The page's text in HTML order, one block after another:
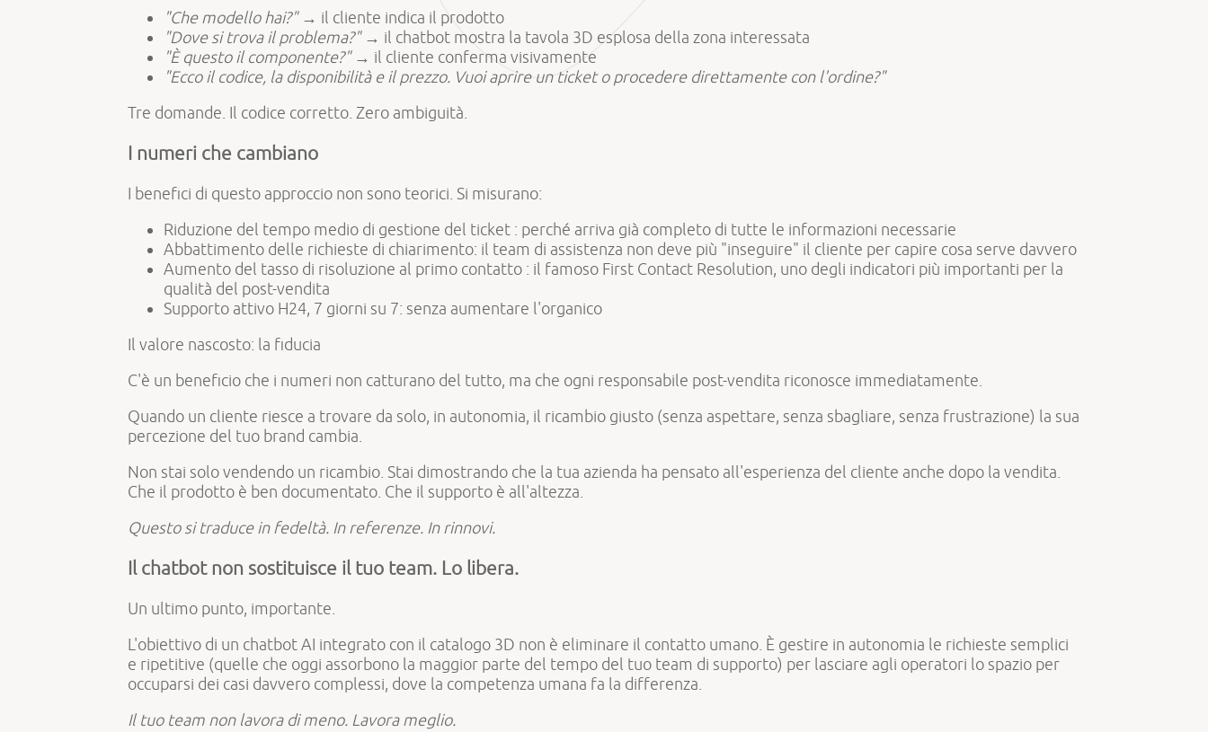
"Che modello hai?"→ il cliente indica il prodotto
"Dove si trova il problema?"→ il chatbot mostra la tavola 3D esplosa della zona interessata
"È questo il componente?"→ il cliente conferma visivamente
"Ecco il codice, la disponibilità e il prezzo. Vuoi aprire un ticket o procedere direttamente con l'ordine?"
Tre domande. Il codice corretto. Zero ambiguità.
I numeri che cambiano
I benefici di questo approccio non sono teorici. Si misurano:
Riduzione del tempo medio di gestione del ticket : perché arriva già completo di tutte le informazioni necessarie
Abbattimento delle richieste di chiarimento: il team di assistenza non deve più "inseguire" il cliente per capire cosa serve davvero
Aumento del tasso di risoluzione al primo contatto : il famoso First Contact Resolution, uno degli indicatori più importanti per la
qualità del post-vendita
Supporto attivo H24, 7 giorni su 7: senza aumentare l'organico
Il valore nascosto: la fiducia
C'è un beneficio che i numeri non catturano del tutto, ma che ogni responsabile post-vendita riconosce immediatamente.
Quando un cliente riesce a trovare da solo, in autonomia, il ricambio giusto (senza aspettare, senza sbagliare, senza frustrazione) la sua
percezione del tuo brand cambia.
Non stai solo vendendo un ricambio. Stai dimostrando che la tua azienda ha pensato all'esperienza del cliente anche dopo la vendita.
Che il prodotto è ben documentato. Che il supporto è all'altezza.
Questo si traduce in fedeltà. In referenze. In rinnovi.
Il chatbot non sostituisce il tuo team. Lo libera.
Un ultimo punto, importante.
L'obiettivo di un chatbot AI integrato con il catalogo 3D non è eliminare il contatto umano. È gestire in autonomia le richieste semplici
e ripetitive (quelle che oggi assorbono la maggior parte del tempo del tuo team di supporto) per lasciare agli operatori lo spazio per
occuparsi dei casi davvero complessi, dove la competenza umana fa la differenza.
Il tuo team non lavora di meno. Lavora meglio.